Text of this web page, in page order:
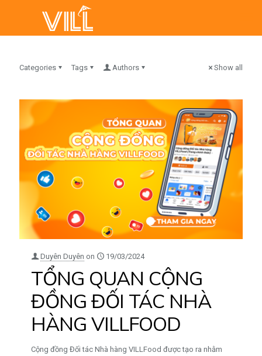
Categories Tags Authors Show all
Duyên Duyên on 19/03/2024
TỔNG QUAN CỘNG
ĐỒNG ĐỐI TÁC NHÀ
HÀNG VILLFOOD
Cộng đồng Đối tác Nhà hàng VILLFood được tạo ra nhằm